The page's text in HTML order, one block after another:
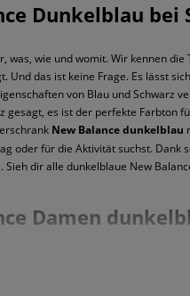
Dunkelblau bei
was, wie und womit. Wir kennen
Und das ist keine Frage. Es lässt
von Blau und Schwarz
gesagt, es ist der perfekte Farbton
New Balance dunkelblau
oder für die Aktivität suchst.
Sieh dir alle dunkelblaue New
Damen
Marke, die seit über einem